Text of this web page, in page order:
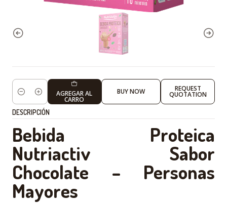
Cantidad AGREGAR AL
CARRO
BUY NOW REQUEST
QUOTATION
DESCRIPCIÓN
Bebida Proteica
Nutriactiv Sabor
Chocolate – Personas
Mayores